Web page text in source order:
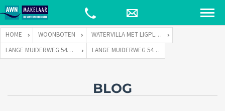
HOME WOONBOTEN
WATERVILLA MET LIGPLAATS
LANGE MUIDERWEG 544 TE 1382 LC WEESP
LANGE MUIDERWEG 544S WEESP-8
BLOG